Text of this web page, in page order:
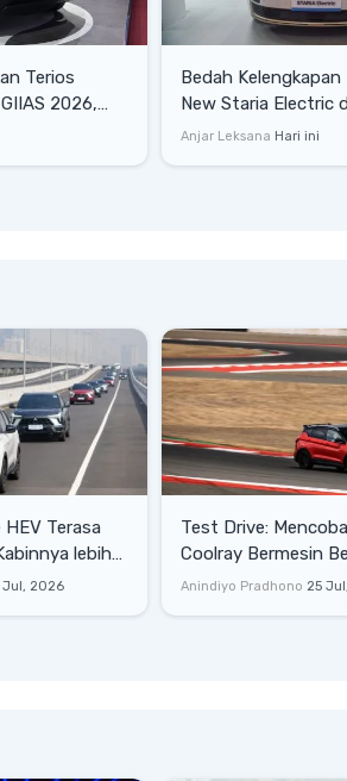
Terios
2026,
Bedah Kelengkapan
New Staria Electric
yang Dikenalkan di
Anjar Leksana Hari ini
Terasa
lebih
Jul, 2026
Test Drive: Mencoba Geely
Coolray Bermesin
di Sirkuit Mandalika
Anindiyo Pradhono 25